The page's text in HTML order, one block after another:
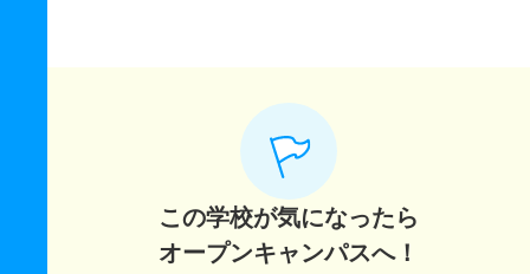
この学校が気になったら
オープンキャンパスへ！